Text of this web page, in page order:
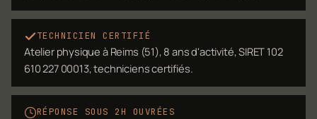
TECHNICIEN CERTIFIÉ
Atelier physique à Reims (51), 8 ans d'activité, SIRET 102
610 227 00013, techniciens certifiés.
RÉPONSE SOUS 2H OUVRÉES